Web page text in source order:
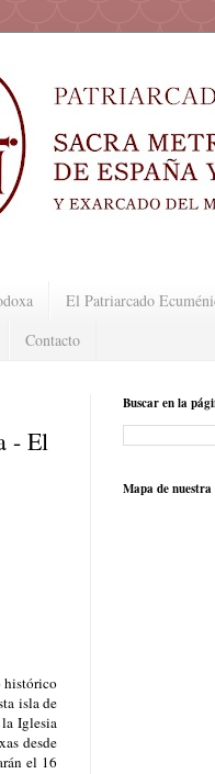
El Patriarcado
Contacto
- El
histórico
isla de
Iglesia
desde
el 16
Buscar en la
Mapa de